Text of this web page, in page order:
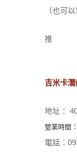
（也可
吉米卡
地址：
營業時間
電話：